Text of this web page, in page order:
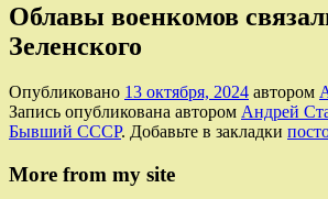
Облавы военкомов
Зеленского
Опубликовано 13 октября, 2024 автором
Запись опубликована автором Андрей
Бывший СССР. Добавьте в закладки
More from my site